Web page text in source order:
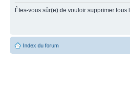
Êtes-vous sûr(e) de vouloir supprimer tous
Index du forum